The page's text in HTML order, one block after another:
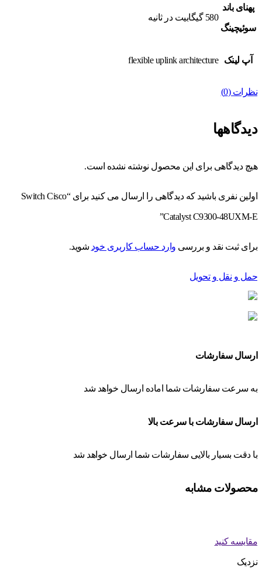
پهنای باند
سوئیچینگ
580 گیگابیت در ثانیه
آپ لینک flexible uplink architecture
نظرات (0)
دیدگاهها
هیچ دیدگاهی برای این محصول نوشته نشده است.
اولین نفری باشید که دیدگاهی را ارسال می کنید برای “Switch Cisco
Catalyst C9300-48UXM-E”
برای ثبت نقد و بررسی وارد حساب کاربری خود شوید.
حمل و نقل و تحویل
ارسال سفارشات
به سرعت سفارشات شما اماده ارسال خواهد شد
ارسال سفارشات با سرعت بالا
با دقت بسیار بالایی سفارشات شما ارسال خواهد شد
محصولات مشابه
مقایسه کنید
نزدیک